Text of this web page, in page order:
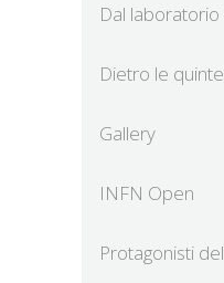
Dal
Dietro le
Gallery
INFN Open
Protagonisti